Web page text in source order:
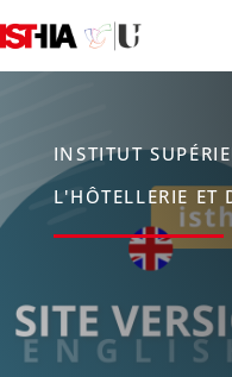
INSTITUT
L'HÔTELLERIE